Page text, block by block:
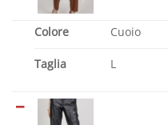
Colore Cuoio
Taglia L